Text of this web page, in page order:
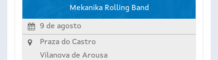
Mekanika Rolling Band
9 de agosto
Praza do Castro
Vilanova de Arousa